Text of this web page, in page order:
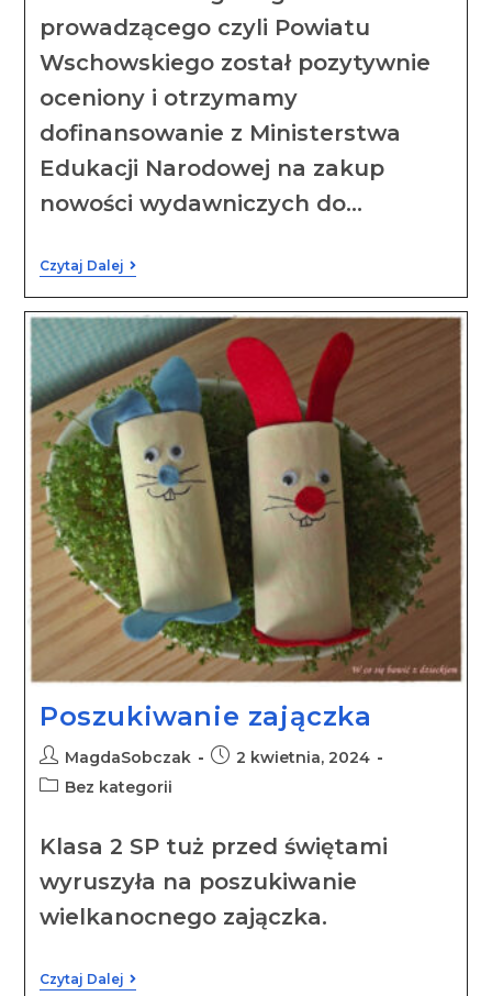
prowadzącego czyli Powiatu
Wschowskiego został pozytywnie
oceniony i otrzymamy
dofinansowanie z Ministerstwa
Edukacji Narodowej na zakup
nowości wydawniczych do…
Czytaj Dalej
Poszukiwanie zajączka
MagdaSobczak
2 kwietnia, 2024
Bez kategorii
Klasa 2 SP tuż przed świętami
wyruszyła na poszukiwanie
wielkanocnego zajączka.
Czytaj Dalej